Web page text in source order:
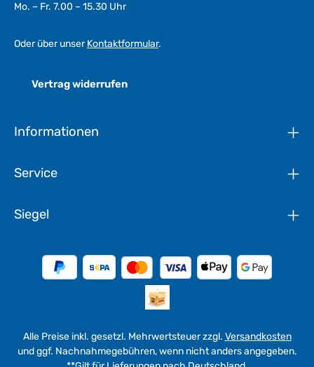
Mo. – Fr. 7.00 – 15.30 Uhr
Oder über unserKontaktformular.
Vertrag widerrufen
Informationen
Service
Siegel
Alle Preise inkl. gesetzl. Mehrwertsteuer zzgl. Versandkosten
und ggf. Nachnahmegebühren, wenn nicht anders angegeben.